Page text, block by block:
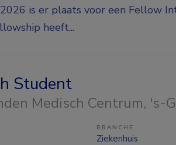
is er plaats voor een Fellow
heeft...
Student
Medisch Centrum, 's-
BRANCHE
Ziekenhuis